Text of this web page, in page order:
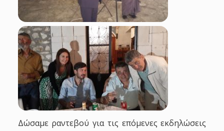
Δώσαμε ραντεβού για τις επόμενες εκδηλώσεις